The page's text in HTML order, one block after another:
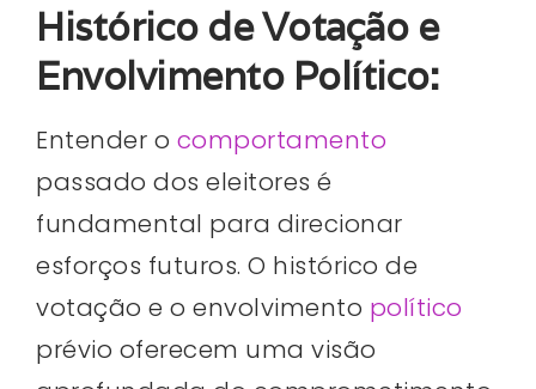
Histórico de Votação e
Envolvimento Político:
Entender o comportamento
passado dos eleitores é
fundamental para direcionar
esforços futuros. O histórico de
votação e o envolvimento político
prévio oferecem uma visão